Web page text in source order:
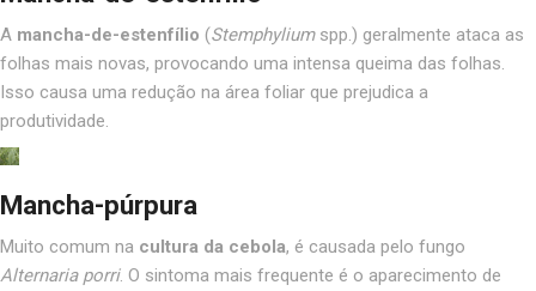
A mancha-de-estenfílio (Stemphylium spp.) geralmente ataca as
folhas mais novas, provocando uma intensa queima das folhas.
Isso causa uma redução na área foliar que prejudica a
produtividade.
Mancha-púrpura
Muito comum na cultura da cebola, é causada pelo fungo
Alternaria porri. O sintoma mais frequente é o aparecimento de